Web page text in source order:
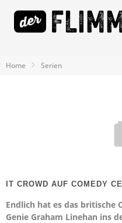
Home Serien
IT CROWD AUF COMEDY
Endlich hat es das britische
Genie Graham Linehan ins